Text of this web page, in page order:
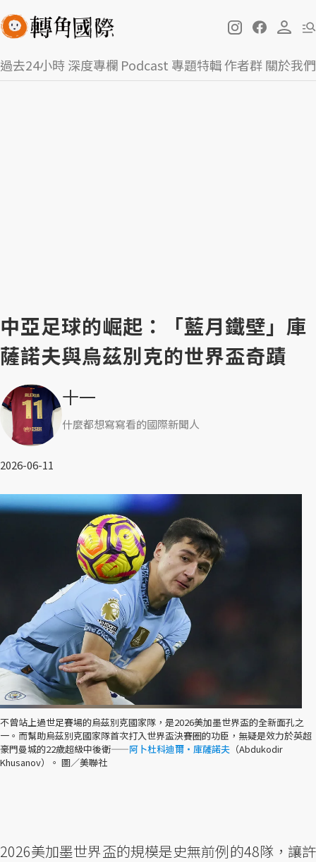
過去24小時深度專欄 Podcast 專題特輯作者群關於我們
中亞足球的崛起：「藍月鐵壁」庫
薩諾夫與烏茲別克的世界盃奇蹟
十一
什麼都想寫寫看的國際新聞人
2026-06-11
不曾站上過世足賽場的烏茲別克國家隊，是2026美加墨世界盃的全新面孔之
一。而幫助烏茲別克國家隊首次打入世界盃決賽圈的功臣，無疑是效力於英超
豪門曼城的22歲超級中後衛——阿卜杜科迪爾・庫薩諾夫 （Abdukodir
Khusanov）。 圖／美聯社
2026美加墨世界盃的規模是史無前例的48隊，讓許